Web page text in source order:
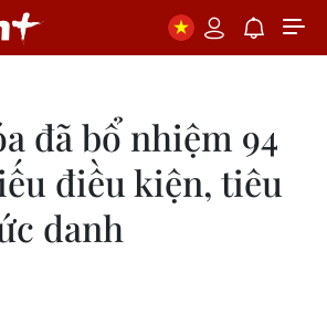
đã bổ nhiệm 94
điều kiện, tiêu
danh